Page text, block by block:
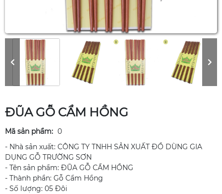
ĐŨA GỖ CẨM HỒNG
Mã sản phẩm: 0
- Nhà sản xuất: CÔNG TY TNHH SẢN XUẤT ĐỒ DÙNG GIA
DỤNG GỖ TRƯỜNG SƠN
- Tên sản phẩm: ĐŨA GỖ CẨM HỒNG
- Thành phần: Gỗ Cẩm Hồng
- Số lượng: 05 Đôi